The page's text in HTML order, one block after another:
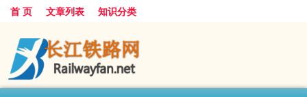
首 页 文章列表 知识分类